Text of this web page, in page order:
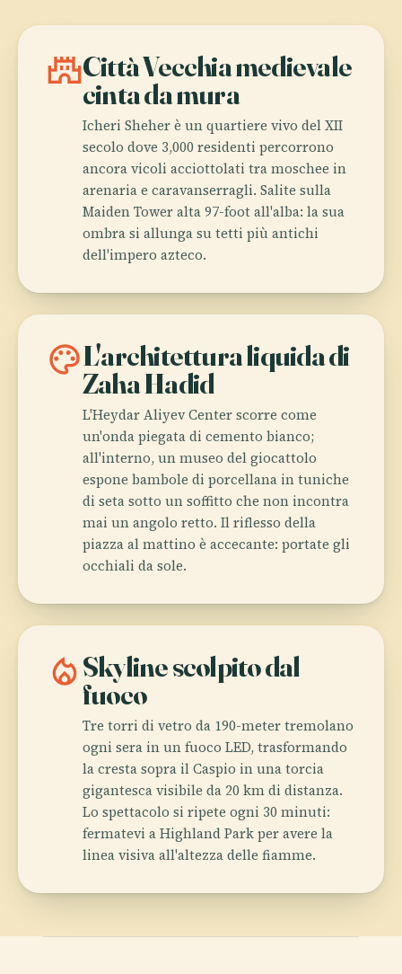
castleCittà Vecchia medievale
cinta da mura
Icheri Sheher è un quartiere vivo del XII
secolo dove 3,000 residenti percorrono
ancora vicoli acciottolati tra moschee in
arenaria e caravanserragli. Salite sulla
Maiden Tower alta 97-foot all'alba: la sua
ombra si allunga su tetti più antichi
dell'impero azteco.
paletteL'architettura liquida di
Zaha Hadid
L'Heydar Aliyev Center scorre come
un'onda piegata di cemento bianco;
all'interno, un museo del giocattolo
espone bambole di porcellana in tuniche
di seta sotto un soffitto che non incontra
mai un angolo retto. Il riflesso della
piazza al mattino è accecante: portate gli
occhiali da sole.
local_fire_departmentSkyline scolpito dal
fuoco
Tre torri di vetro da 190-meter tremolano
ogni sera in un fuoco LED, trasformando
la cresta sopra il Caspio in una torcia
gigantesca visibile da 20 km di distanza.
Lo spettacolo si ripete ogni 30 minuti:
fermatevi a Highland Park per avere la
linea visiva all'altezza delle fiamme.